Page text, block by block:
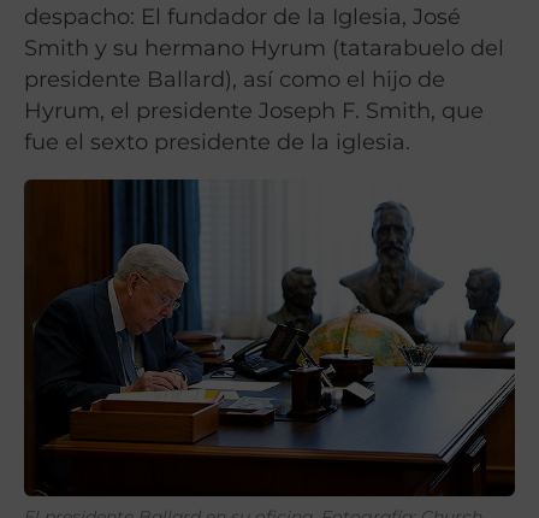
despacho: El fundador de la Iglesia, José
Smith y su hermano Hyrum (tatarabuelo del
presidente Ballard), así como el hijo de
Hyrum, el presidente Joseph F. Smith, que
fue el sexto presidente de la iglesia.